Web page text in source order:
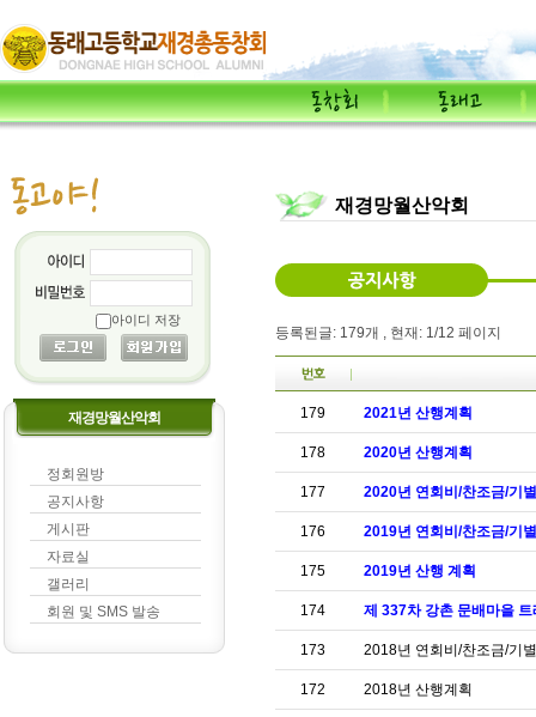
아이디 저장
재경망월산악회
정회원방
공지사항
게시판
자료실
갤러리
회원 및 SMS 발송
재경망월산악회
등록된글: 179개 , 현재: 1/12 페이지
179 2021년 산행계획
178 2020년 산행계획
177 2020년 연회비/찬조금/기
176 2019년 연회비/찬조금/기
175 2019년 산행 계획
174 제 337차 강촌 문배마을 트
173 2018년 연회비/찬조금/기
172 2018년 산행계획